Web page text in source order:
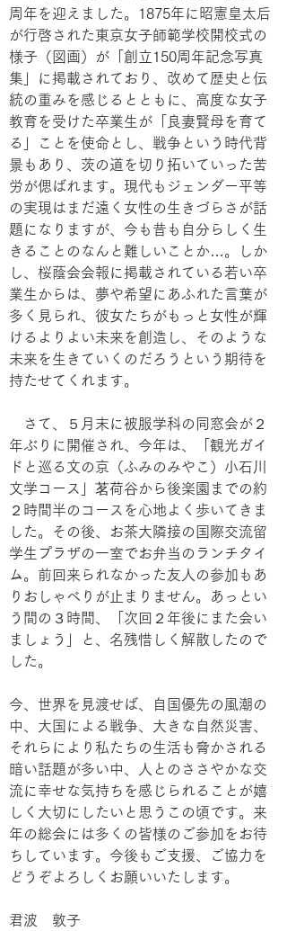
周年を迎えました。1875年に昭憲皇太后
が行啓された東京女子師範学校開校式の
様子（図画）が「創立150周年記念写真
集」に掲載されており、改めて歴史と伝
統の重みを感じるとともに、高度な女子
教育を受けた卒業生が「良妻賢母を育て
る」ことを使命とし、戦争という時代背
景もあり、茨の道を切り拓いていった苦
労が偲ばれます。現代もジェンダー平等
の実現はまだ遠く女性の生きづらさが話
題になりますが、今も昔も自分らしく生
きることのなんと難しいことか…。しか
し、桜蔭会会報に掲載されている若い卒
業生からは、夢や希望にあふれた言葉が
多く見られ、彼女たちがもっと女性が輝
けるよりよい未来を創造し、そのような
未来を生きていくのだろうという期待を
持たせてくれます。
さて、５月末に被服学科の同窓会が２
年ぶりに開催され、今年は、「観光ガイ
ドと巡る文の京（ふみのみやこ）小石川
文学コース」茗荷谷から後楽園までの約
２時間半のコースを心地よく歩いてきま
した。その後、お茶大隣接の国際交流留
学生プラザの一室でお弁当のランチタイ
ム。前回来られなかった友人の参加もあ
りおしゃべりが止まりません。あっとい
う間の３時間、「次回２年後にまた会い
ましょう」と、名残惜しく解散したので
した。
今、世界を見渡せば、自国優先の風潮の
中、大国による戦争、大きな自然災害、
それらにより私たちの生活も脅かされる
暗い話題が多い中、人とのささやかな交
流に幸せな気持ちを感じられることが嬉
しく大切にしたいと思うこの頃です。来
年の総会には多くの皆様のご参加をお待
ちしています。今後もご支援、ご協力を
どうぞよろしくお願いいたします。
君波　敦子